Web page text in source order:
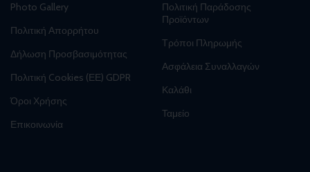
Photo Gallery
Πολιτική Απορρήτου
Δήλωση Προσβασιμότητας
Πολιτική Cookies (ΕΕ) GDPR
Όροι Χρήσης
Επικοινωνία
Πολιτική Παράδοσης
Προϊόντων
Τρόποι Πληρωμής
Ασφάλεια Συναλλαγών
Καλάθι
Ταμείο